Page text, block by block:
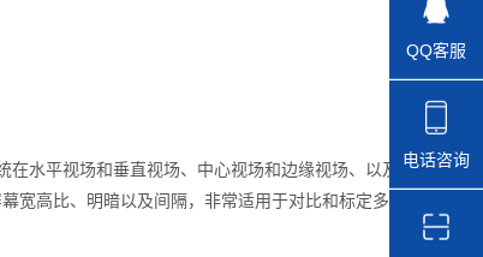
水平视场和垂直视场、中心视场和边缘视场、以及
宽高比、明暗以及间隔，非常适用于对比和标定多
QQ客服
电话咨询